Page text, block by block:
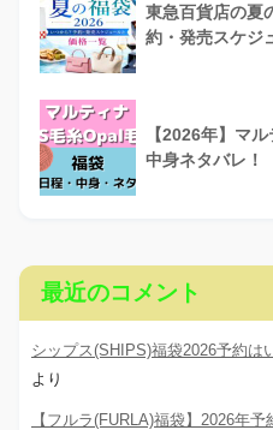
東急百貨店の夏
約・発売スケジ
【2026年】マ
中身ネタバレ！
最近のコメント
シップス(SHIPS)福袋2026予約は
より
【フルラ(FURLA)福袋】2026年